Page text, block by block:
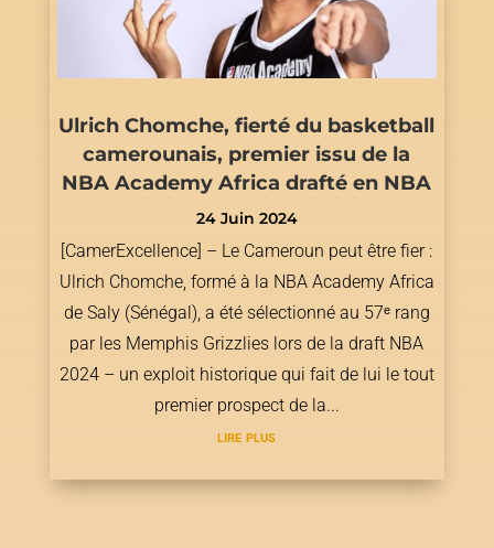
Ulrich Chomche, fierté du basketball
camerounais, premier issu de la
NBA Academy Africa drafté en NBA
24 Juin 2024
[CamerExcellence] – Le Cameroun peut être fier :
Ulrich Chomche, formé à la NBA Academy Africa
de Saly (Sénégal), a été sélectionné au 57ᵉ rang
par les Memphis Grizzlies lors de la draft NBA
2024 – un exploit historique qui fait de lui le tout
premier prospect de la...
lire plus